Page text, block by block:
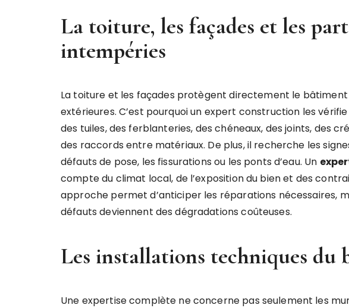
La toiture, les façades et les
intempéries
La toiture et les façades protègent directement le
extérieures. C’est pourquoi un expert construction les
des tuiles, des ferblanteries, des chéneaux, des joints, des
des raccords entre matériaux. De plus, il recherche les
défauts de pose, les fissurations ou les ponts d’eau. Un
compte du climat local, de l’exposition du bien et des
approche permet d’anticiper les réparations nécessaires,
défauts deviennent des dégradations coûteuses.
Les installations techniques
Une expertise complète ne concerne pas seulement les